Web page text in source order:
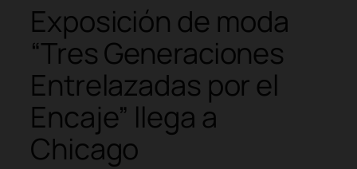
Exposición de moda
“Tres Generaciones
Entrelazadas por el
Encaje” llega a
Chicago